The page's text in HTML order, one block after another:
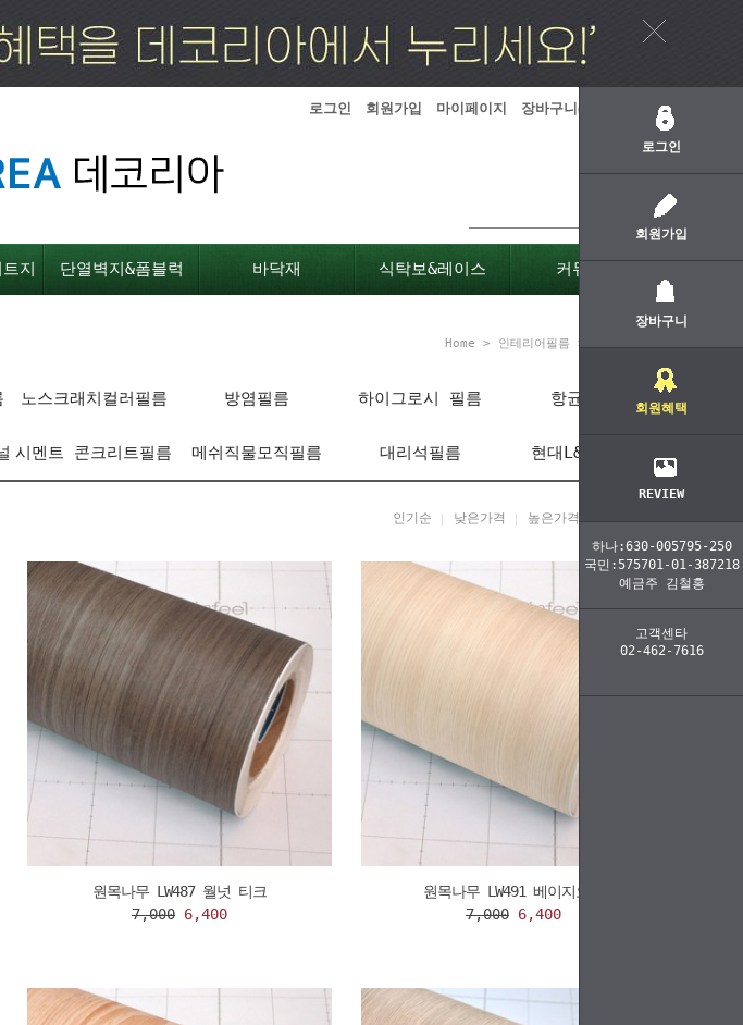
로그인
회원가입
장바구니
회원혜택
REVIEW
하나:630-005795-250
국민:575701-01-387218
예금주 김철홍
고객센타
02-462-7616
로그인 회원가입 마이페이지 장바구니( 주문하기
지 단열벽지&폼블럭 바닥재 식탁보&레이스 커뮤니티
Home > 인테리어필름 >
노스크래치컬러필름 방염필름 하이그로시 필름 항균필름
시멘트 콘크리트필름 메쉬직물모직필름 대리석필름 현대L&C 보닥
인기순 낮은가격 높은가격
원목나무 LW487 월넛 티크
7,000 6,400
원목나무 LW491 베이지오크
7,000 6,400